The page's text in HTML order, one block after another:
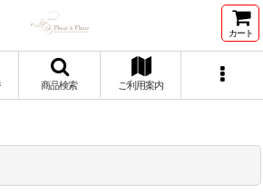
カート
商品検索 ご利用案内